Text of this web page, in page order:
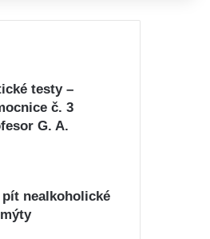
testy –
č. 3
G. A.
nealkoholické